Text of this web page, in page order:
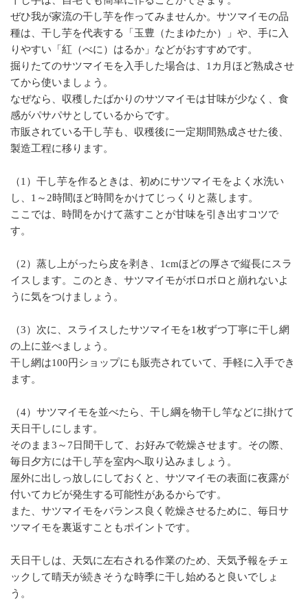
ぜひ我が家流の干し芋を作ってみませんか。サツマイモの品
種は、干し芋を代表する「玉豊（たまゆたか）」や、手に入
りやすい「紅（べに）はるか」などがおすすめです。
掘りたてのサツマイモを入手した場合は、1カ月ほど熟成させ
てから使いましょう。
なぜなら、収穫したばかりのサツマイモは甘味が少なく、食
感がパサパサとしているからです。
市販されている干し芋も、収穫後に一定期間熟成させた後、
製造工程に移ります。
（1）干し芋を作るときは、初めにサツマイモをよく水洗い
し、1～2時間ほど時間をかけてじっくりと蒸します。
ここでは、時間をかけて蒸すことが甘味を引き出すコツで
す。
（2）蒸し上がったら皮を剥き、1cmほどの厚さで縦長にスラ
イスします。このとき、サツマイモがボロボロと崩れないよ
うに気をつけましょう。
（3）次に、スライスしたサツマイモを1枚ずつ丁寧に干し網
の上に並べましょう。
干し網は100円ショップにも販売されていて、手軽に入手でき
ます。
（4）サツマイモを並べたら、干し綱を物干し竿などに掛けて
天日干しにします。
そのまま3～7日間干して、お好みで乾燥させます。その際、
毎日夕方には干し芋を室内へ取り込みましょう。
屋外に出しっ放しにしておくと、サツマイモの表面に夜露が
付いてカビが発生する可能性があるからです。
また、サツマイモをバランス良く乾燥させるために、毎日サ
ツマイモを裏返すこともポイントです。
天日干しは、天気に左右される作業のため、天気予報をチェ
ックして晴天が続きそうな時季に干し始めると良いでしょ
う。